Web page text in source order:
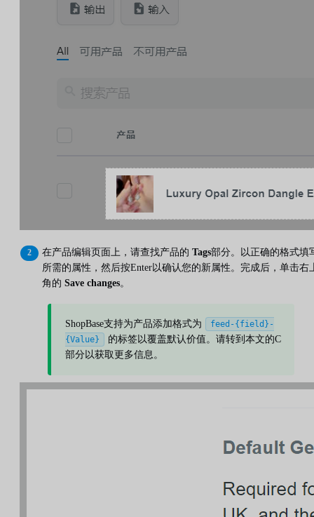
在产品编辑页面上，请查找产品的 Tags部分。以正确的格式填
所需的属性，然后按Enter以确认您的新属性。完成后，单击右
角的 Save changes。
ShopBase支持为产品添加格式为
feed-{field}-
{Value}
的标签以覆盖默认价值。请转到本文的C
部分以获取更多信息。